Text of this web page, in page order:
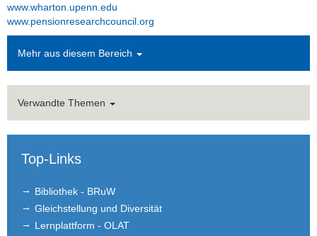
Kontakt
Impressum
News Archiv
www.wharton.upenn.edu
www.pensionresearchcouncil.org
Mehr aus diesem Bereich
Verwandte Themen
Top-Links
Bibliothek - BRuW
Gleichstellung und Diversität
Lernplattform - OLAT